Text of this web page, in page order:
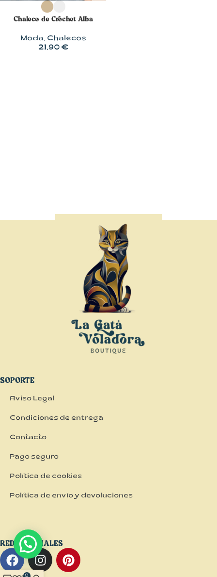
Chaleco de Crochet Alba
Moda, Chalecos
21,90 €
SOPORTE
Aviso Legal
Condiciones de entrega
Contacto
Pago seguro
Política de cookies
Política de envío y devoluciones
REDES SOCIALES
0